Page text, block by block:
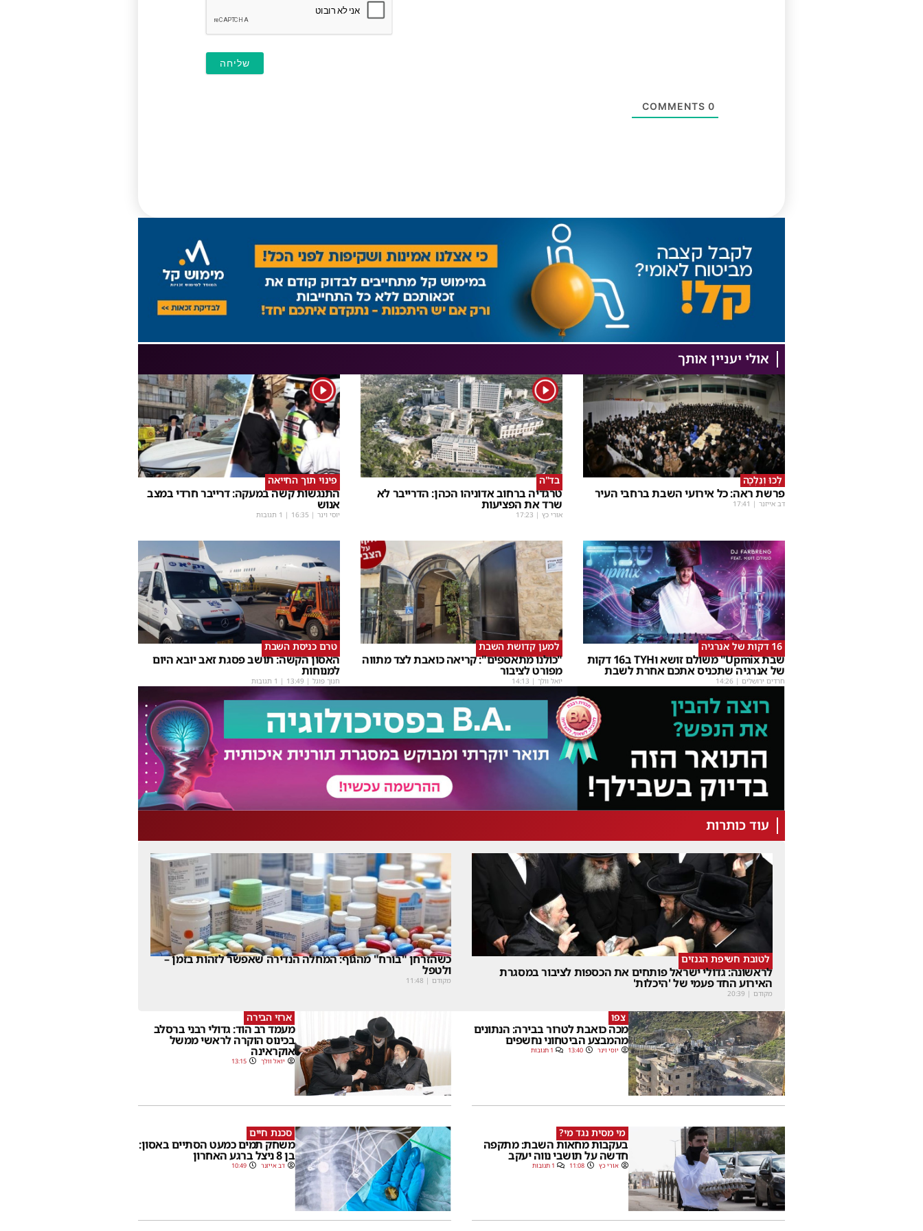
0
אולי יעניין אותך
לְכוּ וְנֵלְכָה
פרשת ראה: כל אירועי השבת ברחבי העיר
דב אייזנר |
17:41
1
בד"ה
טרגדיה ברחוב אדוניהו הכהן: הדרייבר לא
שרד את הפציעות
אורי כץ |
17:23
1
פינוי תוך החייאה
התנגשות קשה במעקה: דרייבר חרדי במצב
אנוש
יוסי וינר |
16:35 | 1 תגובות
16 דקות של אנרגיה
שבת Upmix" משולם זושא וTYH ב16 דקות
של אנרגיה שתכניס אתכם אחרת לשבת
חרדים ירושלים |
14:26
למען קדושת השבת
"כולנו מתאספים": קריאה כואבת לצד מתווה
מפורט לציבור
יואל וולך |
14:13
טרם כניסת השבת
האסון הקשה: תושב פסגת זאב יובא היום
למנוחות
חנוך פוגל |
13:49 | 1 תגובות
עוד כותרות
לטובת חשיפת הגנזים
לראשונה: גדולי ישראל פותחים את הכספות לציבור במסגרת
האירוע החד פעמי של 'היכלות'
מקודם |
20:39
כשהזרחן "בורח" מהגוף: המחלה הנדירה שאפשר לזהות בזמן –
ולטפל
מקודם |
11:48
צפו
מכה כואבת לטרור בבירה: הנתונים
מהמבצע הביטחוני נחשפים
יוסי וינר 13:40 1 תגובות
ארזי הבירה
מעמד רב הוד: גדולי רבני ברסלב
בכינוס הוקרה לראשי ממשל
אוקראינה
יואל וולך 13:15
מי מסית נגד מי?
בעקבות מחאות השבת: מתקפה
חדשה על תושבי נווה יעקב
אורי כץ 11:08 1 תגובות
סכנת חיים
משחק תמים כמעט הסתיים באסון:
בן 8 ניצל ברגע האחרון
דב אייזנר 10:49